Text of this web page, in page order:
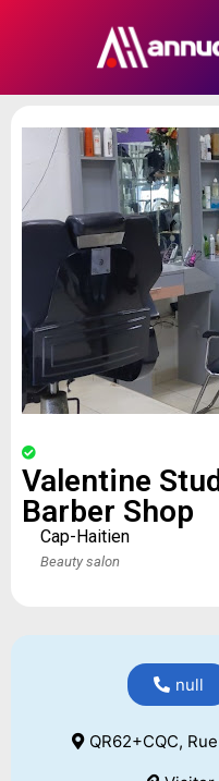
Valentine
Barber Shop
Cap-Haitien
Beauty salon
null
QR62+CQC,